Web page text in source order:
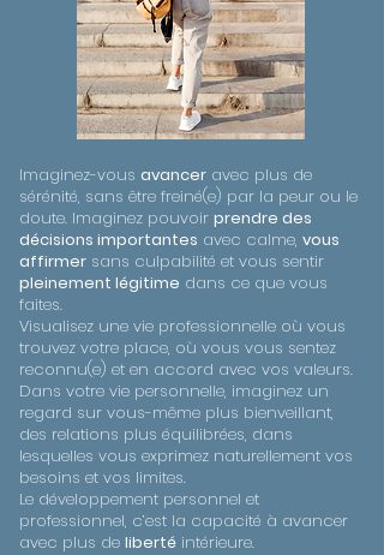
Imaginez-vous avancer avec plus de
sérénité, sans être freiné(e) par la peur ou le
doute. Imaginez pouvoir prendre des
décisions importantes avec calme, vous
affirmer sans culpabilité et vous sentir
pleinement légitime dans ce que vous
faites.
Visualisez une vie professionnelle où vous
trouvez votre place, où vous vous sentez
reconnu(e) et en accord avec vos valeurs.
Dans votre vie personnelle, imaginez un
regard sur vous-même plus bienveillant,
des relations plus équilibrées, dans
lesquelles vous exprimez naturellement vos
besoins et vos limites.
Le développement personnel et
professionnel, c’est la capacité à avancer
avec plus de liberté intérieure.